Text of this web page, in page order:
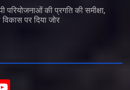
परियोजनाओं की प्रगति की समीक्षा,
पर दिया जोर